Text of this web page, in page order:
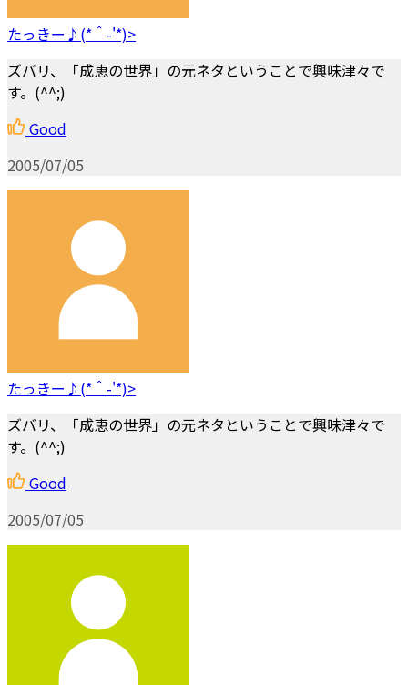
たっきー♪(*＾-'*)>
ズバリ、「成恵の世界」の元ネタということで興味津々で
す。(^^;)
Good
2005/07/05
たっきー♪(*＾-'*)>
ズバリ、「成恵の世界」の元ネタということで興味津々で
す。(^^;)
Good
2005/07/05